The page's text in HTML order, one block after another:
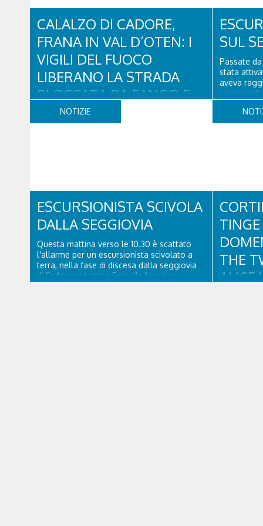
CALALZO DI CADORE,
FRANA IN VAL D’OTEN: I
VIGILI DEL FUOCO
LIBERANO LA STRADA
BLOCCATA DA FANGO E
DETRITI
SUL
Passate
stata
aveva
Una
Vito di
NOTIZIE
ESCURSIONISTA SCIVOLA
DALLA SEGGIOVIA
Questa mattina verso le 10.30 è scattato
l'allarme per un escursionista scivolato a
terra, nella fase di discesa dalla seggiovia
di Fedare arrivata a Forcella Nuvolau.
TINGE
THE
ALICE